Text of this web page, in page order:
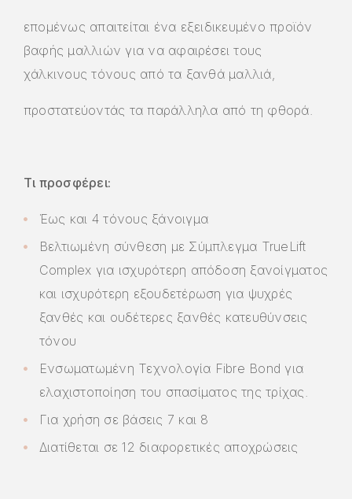
επομένως απαιτείται ένα εξειδικευμένο προϊόν
βαφής μαλλιών για να αφαιρέσει τους
χάλκινους τόνους από τα ξανθά μαλλιά,
προστατεύοντάς τα παράλληλα από τη φθορά.
Τι προσφέρει:
Έως και 4 τόνους ξάνοιγμα
Βελτιωμένη σύνθεση με Σύμπλεγμα TrueLift
Complex για ισχυρότερη απόδοση ξανοίγματος
και ισχυρότερη εξουδετέρωση για ψυχρές
ξανθές και ουδέτερες ξανθές κατευθύνσεις
τόνου
Ενσωματωμένη Τεχνολογία Fibre Bond για
ελαχιστοποίηση του σπασίματος της τρίχας.
Για χρήση σε βάσεις 7 και 8
Διατίθεται σε 12 διαφορετικές αποχρώσεις